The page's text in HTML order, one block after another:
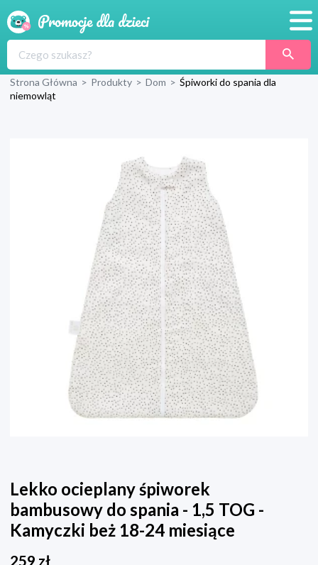
Produkty
Wyprawka
Strona Główna > Produkty > Dom > Śpiworki do spania dla
niemowląt
Lekko ocieplany śpiworek
bambusowy do spania - 1,5 TOG -
Kamyczki beż 18-24 miesiące
259 zł